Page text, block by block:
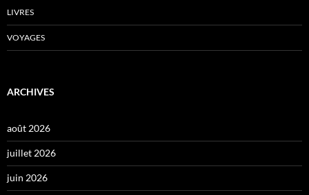
LIVRES
VOYAGES
ARCHIVES
août 2026
juillet 2026
juin 2026